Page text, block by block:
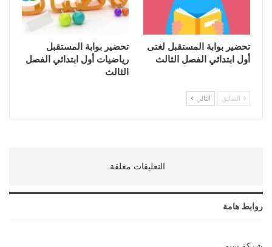
تحضير بوابة المستقبل لغتى
أول ابتدائي الفصل الثالث
تحضير بوابة المستقبل
رياضيات أول ابتدائي الفصل
الثالث
السابق التالي
التعليقات مغلقة.
روابط هامة